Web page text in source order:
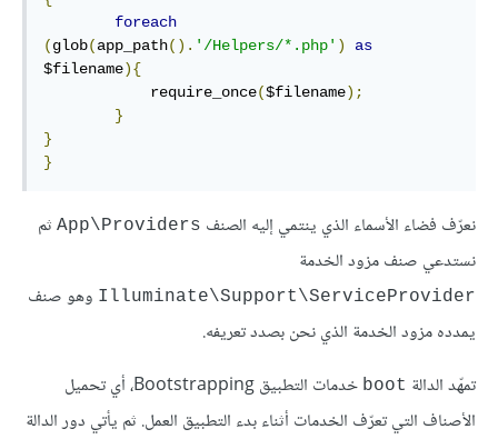
foreach
(glob(app_path(). '/Helpers/*.php' )
as
$filename){
            require_once
($filename);
}
}
}
نعرّف فضاء الأسماء الذي ينتمي إليه الصنف App\Providers ثم
نستدعي صنف مزود الخدمة
Illuminate\Support\ServiceProvider وهو صنف
يمدده مزود الخدمة الذي نحن بصدد تعريفه.
تمهّد الدالة boot
خدمات التطبيق Bootstrapping، أي تحميل
الأصناف التي تعرّف الخدمات أثناء بدء التطبيق العمل. ثم يأتي دور الدالة